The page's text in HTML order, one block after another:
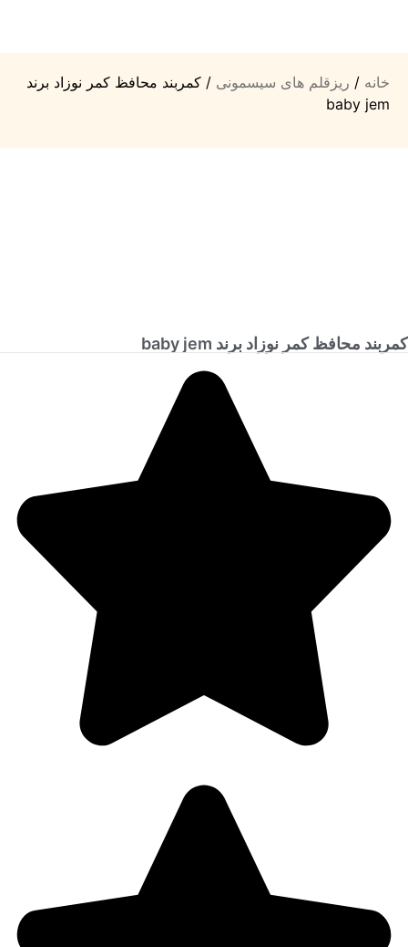
خانه / ریزقلم های سیسمونی / کمربند محافظ کمر نوزاد برند
baby jem
کمربند محافظ کمر نوزاد برند baby jem